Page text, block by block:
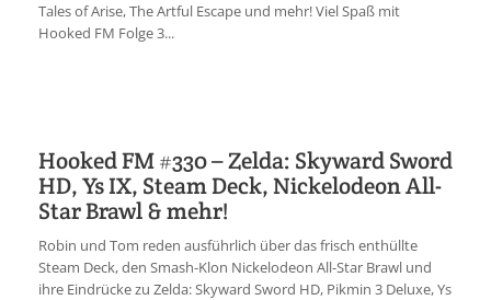
Tales of Arise, The Artful Escape und mehr! Viel Spaß mit
Hooked FM Folge 3...
Hooked FM #330 – Zelda: Skyward Sword
HD, Ys IX, Steam Deck, Nickelodeon All-
Star Brawl & mehr!
Robin und Tom reden ausführlich über das frisch enthüllte
Steam Deck, den Smash-Klon Nickelodeon All-Star Brawl und
ihre Eindrücke zu Zelda: Skyward Sword HD, Pikmin 3 Deluxe, Ys